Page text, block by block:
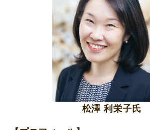
松澤 利栄子氏